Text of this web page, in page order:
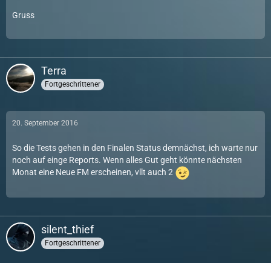
Gruss
Terra
Fortgeschrittener
20. September 2016
So die Tests gehen in den Finalen Status demnächst, ich warte nur
noch auf einge Reports. Wenn alles Gut geht könnte nächsten
Monat eine Neue FM erscheinen, vllt auch 2
silent_thief
Fortgeschrittener